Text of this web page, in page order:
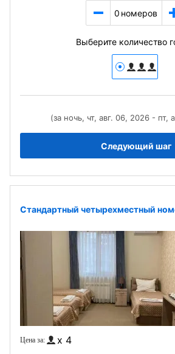
0 номеров
Выберите количество
(за ночь, чт, авг. 06, 2026 - пт,
Следующий шаг
Стандартный четырехместный
x 4